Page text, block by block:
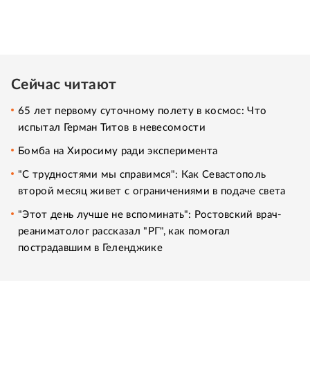
Сейчас читают
65 лет первому суточному полету в космос: Что
испытал Герман Титов в невесомости
Бомба на Хиросиму ради эксперимента
"С трудностями мы справимся": Как Севастополь
второй месяц живет с ограничениями в подаче света
"Этот день лучше не вспоминать": Ростовский врач-
реаниматолог рассказал "РГ", как помогал
пострадавшим в Геленджике